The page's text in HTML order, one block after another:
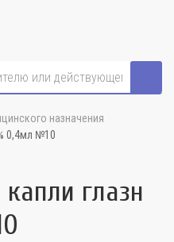
назначения
0,4мл №10
глазн